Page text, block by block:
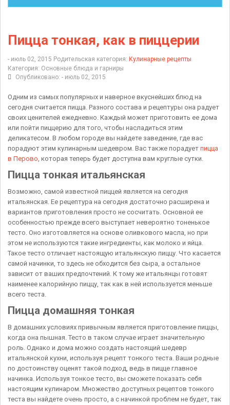
Пицца тонкая, как в пиццерии
- июль 02, 2015 Родительская категория: Кулинарные рецепты
Категория: Основные блюда и гарниры
Опубликовано: - июль 02, 2015
Одним из самых популярных и наверное вкуснейших блюд на
сегодня считается пицца. Разного состава и рецептуры она радует
своих ценителей ежедневно. Каждый может приготовить ее дома
или пойти пиццерию для того, чтобы насладиться этим
деликатесом. В любом городе вы найдете заведение, где вас
порадуют этим кулинарным шедевром. Вас также порадует пицца
в Перово, которая теперь будет доступна вам круглые сутки.
Пицца тонкая итальянская
Возможно, самой известной пиццей является на сегодня
итальянская. Ее рецептура на сегодня достаточно расширена и
вариантов приготовления просто не сосчитать. Основной ее
особенностью прежде всего выступает невероятно тоненькое
тесто. Оно изготовляется на основе оливкового масла, но при
этом не используются такие ингредиенты, как молоко и яйца.
Такое тесто отличает настоящую итальянскую пиццу. Что касается
самой начинки, то здесь не обходится без сыра, а остальное
зависит от ваших предпочтений. К тому же итальянцы готовят
наименее калорийную пиццу, так как в ней используется меньше
всего теста.
Пицца домашняя тонкая
В домашних условиях привычным является приготовление пиццы,
когда она пышная. Тесто в таком случае играет значительную
роль. Однако и дома можно создать настоящий шедевр
итальянской кухни, используя рецепт тонкого теста. Ваши родные
по достоинству оценят такой подход, ведь в пицце главное
начинка. Используя тонкое тесто, вы сможете показать себя
настоящим кулинаром. Множество доступных рецептов тонкого
теста вы найдете очень просто, а с начинкой проблем не будет, так